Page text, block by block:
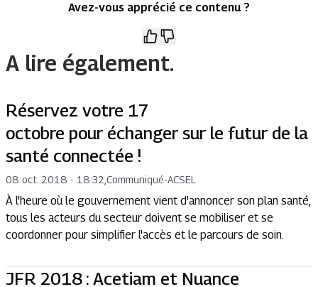
Avez-vous apprécié ce contenu ?
A lire également.
Réservez votre 17
octobre pour échanger sur le futur de la
santé connectée !
08 oct. 2018 - 18:32 Communiqué-ACSEL
À l'heure où le gouvernement vient d'annoncer son plan santé,
tous les acteurs du secteur doivent se mobiliser et se
coordonner pour simplifier l'accès et le parcours de soin.
JFR 2018 : Acetiam et Nuance